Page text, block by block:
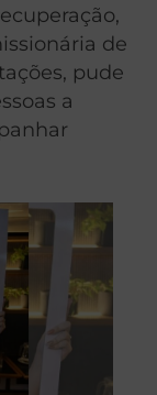
de
pude
a